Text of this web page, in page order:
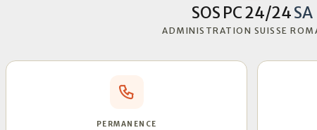
SOS PC 24/24SA
ADMINISTRATION SUISSE
PERMANENCE